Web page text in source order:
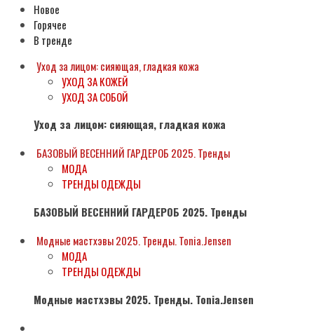
Новое
Горячее
В тренде
Уход за лицом: сияющая, гладкая кожа
УХОД ЗА КОЖЕЙ
УХОД ЗА СОБОЙ
Уход за лицом: сияющая, гладкая кожа
БАЗОВЫЙ ВЕСЕННИЙ ГАРДЕРОБ 2025. Тренды
МОДА
ТРЕНДЫ ОДЕЖДЫ
БАЗОВЫЙ ВЕСЕННИЙ ГАРДЕРОБ 2025. Тренды
Модные мастхэвы 2025. Тренды. Tonia.Jensen
МОДА
ТРЕНДЫ ОДЕЖДЫ
Модные мастхэвы 2025. Тренды. Tonia.Jensen